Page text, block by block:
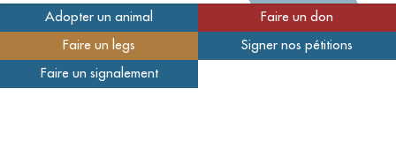
Qui sommes-nous
Nos refuges
Adopter un animal Faire un don
Faire un legs Signer nos pétitions
Faire un signalement